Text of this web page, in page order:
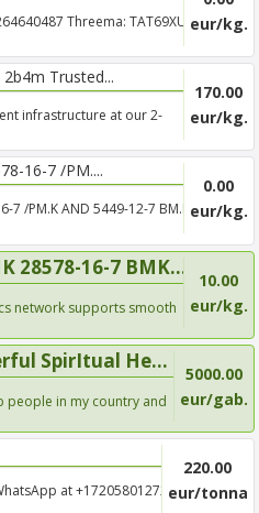
Threema: TAT69XU3eur/kg.
Trusted...
infrastructure at our 2-
170.00
eur/kg.
16-7 /PM....
/PM.K AND 5449-12-7 BM.K
0.00
eur/kg.
28578-16-7 BMK...
network supports smooth
10.00
eur/kg.
SpirItual He...
people in my country and
5000.00
eur/gab.
at +17205801272 of
220.00
eur/tonna